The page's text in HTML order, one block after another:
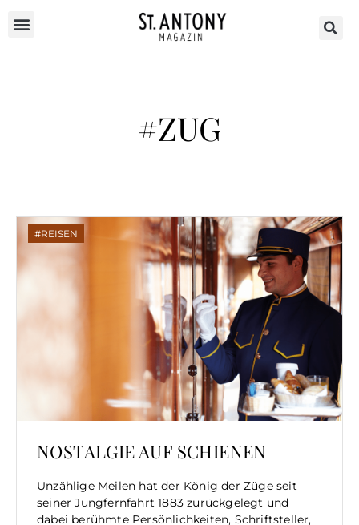
#ZUG
REISEN
NOSTALGIE AUF SCHIENEN
Unzählige Meilen hat der König der Züge seit
seiner Jungfernfahrt 1883 zurückgelegt und
dabei berühmte Persönlichkeiten, Schriftsteller,